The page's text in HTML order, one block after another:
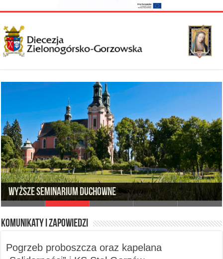
Wyższe Seminarium Duchowne
Komunikaty i zapowiedzi
Pogrzeb proboszcza oraz kapelana